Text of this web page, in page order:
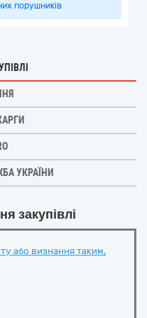
порушників
УКРАЇНИ
закупівлі
або визнання таким,